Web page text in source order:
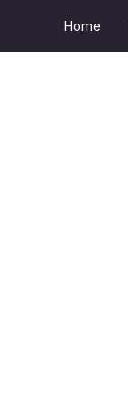
主
Home